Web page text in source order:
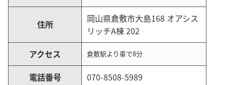
住所
岡山県倉敷市大島168 オアシス
リッチA棟 202
アクセス
倉敷駅より車で8分
電話番号
070-8508-5989